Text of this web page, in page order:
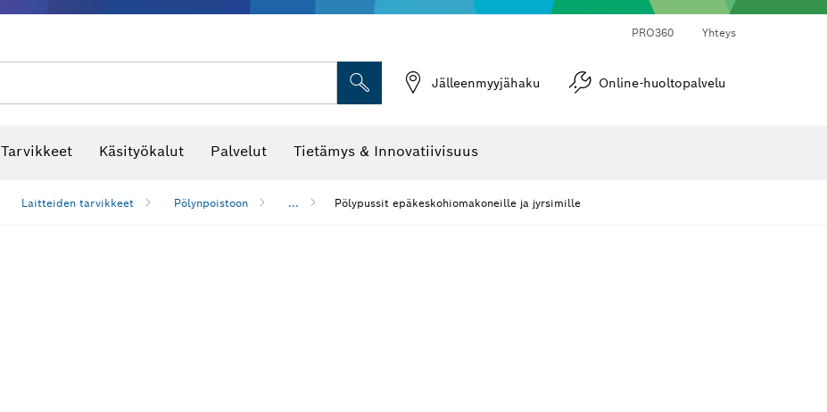
PRO360 Yhteys
Jälleenmyyjähaku Online-huoltopalvelu
Tarvikkeet Käsityökalut Palvelut Tietämys & Innovatiivisuus
Laitteiden tarvikkeet Pölynpoistoon ... Pölypussit epäkeskohiomakoneille ja jyrsimille